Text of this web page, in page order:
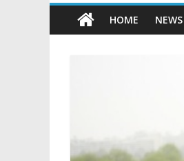
HOME NEWS